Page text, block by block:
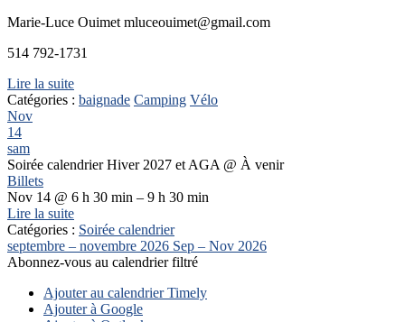
Marie-Luce Ouimet mluceouimet@gmail.com
514 792-1731
Lire la suite
Catégories : baignade Camping Vélo
Nov
14
sam
Soirée calendrier Hiver 2027 et AGA @ À venir
Billets
Nov 14 @ 6 h 30 min – 9 h 30 min
Lire la suite
Catégories : Soirée calendrier
septembre – novembre 2026 Sep – Nov 2026
Abonnez-vous au calendrier filtré
Ajouter au calendrier Timely
Ajouter à Google